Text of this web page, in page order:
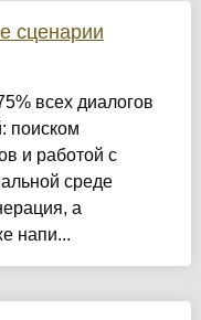
сценарии
всех диалогов
поиском
и работой с
среде
а
напи...